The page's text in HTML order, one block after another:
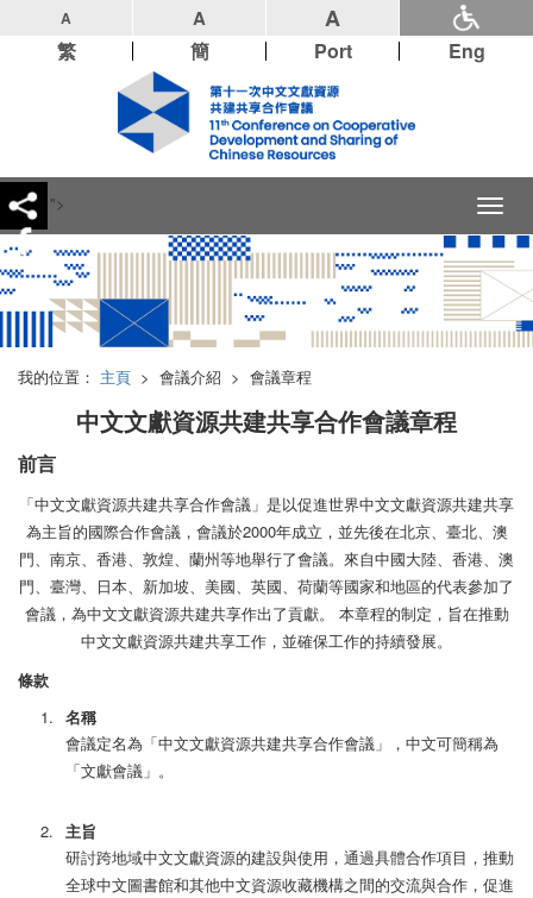
A A A
繁 簡 Port Eng
">
Toggle
我的位置： 主頁 > 會議介紹 > 會議章程
中文文獻資源共建共享合作會議章程
前言
「中文文獻資源共建共享合作會議」是以促進世界中文文獻資源共建共享
為主旨的國際合作會議，會議於2000年成立，並先後在北京、臺北、澳
門、南京、香港、敦煌、蘭州等地舉行了會議。來自中國大陸、香港、澳
門、臺灣、日本、新加坡、美國、英國、荷蘭等國家和地區的代表參加了
會議，為中文文獻資源共建共享作出了貢獻。 本章程的制定，旨在推動
中文文獻資源共建共享工作，並確保工作的持續發展。
條款
名稱
會議定名為「中文文獻資源共建共享合作會議」，中文可簡稱為
「文獻會議」。
主旨
研討跨地域中文文獻資源的建設與使用，通過具體合作項目，推動
全球中文圖書館和其他中文資源收藏機構之間的交流與合作，促進